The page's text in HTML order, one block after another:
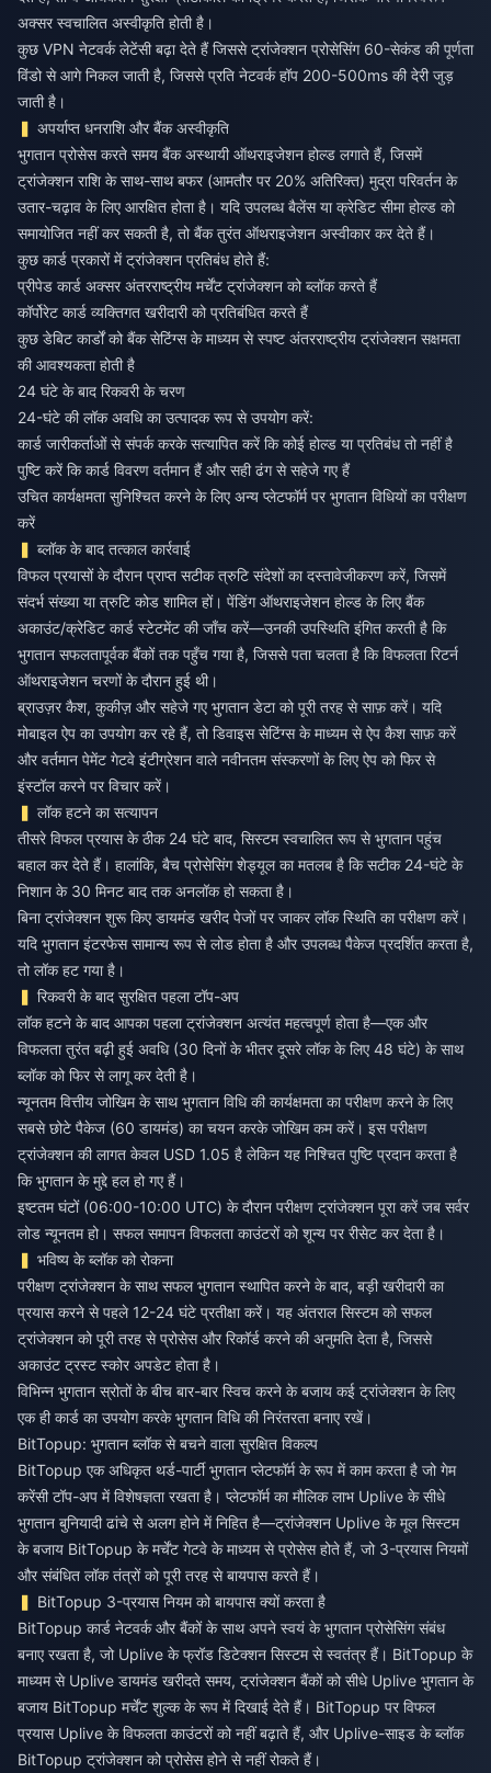
अक्सर स्वचालित अस्वीकृति होती है।
कुछ VPN नेटवर्क लेटेंसी बढ़ा देते हैं जिससे ट्रांजेक्शन प्रोसेसिंग 60-सेकंड की पूर्णता
विंडो से आगे निकल जाती है, जिससे प्रति नेटवर्क हॉप 200-500ms की देरी जुड़
जाती है।
अपर्याप्त धनराशि और बैंक अस्वीकृति
भुगतान प्रोसेस करते समय बैंक अस्थायी ऑथराइजेशन होल्ड लगाते हैं, जिसमें
ट्रांजेक्शन राशि के साथ-साथ बफर (आमतौर पर 20% अतिरिक्त) मुद्रा परिवर्तन के
उतार-चढ़ाव के लिए आरक्षित होता है। यदि उपलब्ध बैलेंस या क्रेडिट सीमा होल्ड को
समायोजित नहीं कर सकती है, तो बैंक तुरंत ऑथराइजेशन अस्वीकार कर देते हैं।
कुछ कार्ड प्रकारों में ट्रांजेक्शन प्रतिबंध होते हैं:
प्रीपेड कार्ड अक्सर अंतरराष्ट्रीय मर्चेंट ट्रांजेक्शन को ब्लॉक करते हैं
कॉर्पोरेट कार्ड व्यक्तिगत खरीदारी को प्रतिबंधित करते हैं
कुछ डेबिट कार्डों को बैंक सेटिंग्स के माध्यम से स्पष्ट अंतरराष्ट्रीय ट्रांजेक्शन सक्षमता
की आवश्यकता होती है
24 घंटे के बाद रिकवरी के चरण
24-घंटे की लॉक अवधि का उत्पादक रूप से उपयोग करें:
कार्ड जारीकर्ताओं से संपर्क करके सत्यापित करें कि कोई होल्ड या प्रतिबंध तो नहीं है
पुष्टि करें कि कार्ड विवरण वर्तमान हैं और सही ढंग से सहेजे गए हैं
उचित कार्यक्षमता सुनिश्चित करने के लिए अन्य प्लेटफॉर्म पर भुगतान विधियों का परीक्षण
करें
ब्लॉक के बाद तत्काल कार्रवाई
विफल प्रयासों के दौरान प्राप्त सटीक त्रुटि संदेशों का दस्तावेजीकरण करें, जिसमें
संदर्भ संख्या या त्रुटि कोड शामिल हों। पेंडिंग ऑथराइजेशन होल्ड के लिए बैंक
अकाउंट/क्रेडिट कार्ड स्टेटमेंट की जाँच करें—उनकी उपस्थिति इंगित करती है कि
भुगतान सफलतापूर्वक बैंकों तक पहुँच गया है, जिससे पता चलता है कि विफलता रिटर्न
ऑथराइजेशन चरणों के दौरान हुई थी।
ब्राउज़र कैश, कुकीज़ और सहेजे गए भुगतान डेटा को पूरी तरह से साफ़ करें। यदि
मोबाइल ऐप का उपयोग कर रहे हैं, तो डिवाइस सेटिंग्स के माध्यम से ऐप कैश साफ़ करें
और वर्तमान पेमेंट गेटवे इंटीग्रेशन वाले नवीनतम संस्करणों के लिए ऐप को फिर से
इंस्टॉल करने पर विचार करें।
लॉक हटने का सत्यापन
तीसरे विफल प्रयास के ठीक 24 घंटे बाद, सिस्टम स्वचालित रूप से भुगतान पहुंच
बहाल कर देते हैं। हालांकि, बैच प्रोसेसिंग शेड्यूल का मतलब है कि सटीक 24-घंटे के
निशान के 30 मिनट बाद तक अनलॉक हो सकता है।
बिना ट्रांजेक्शन शुरू किए डायमंड खरीद पेजों पर जाकर लॉक स्थिति का परीक्षण करें।
यदि भुगतान इंटरफेस सामान्य रूप से लोड होता है और उपलब्ध पैकेज प्रदर्शित करता है,
तो लॉक हट गया है।
रिकवरी के बाद सुरक्षित पहला टॉप-अप
लॉक हटने के बाद आपका पहला ट्रांजेक्शन अत्यंत महत्वपूर्ण होता है—एक और
विफलता तुरंत बढ़ी हुई अवधि (30 दिनों के भीतर दूसरे लॉक के लिए 48 घंटे) के साथ
ब्लॉक को फिर से लागू कर देती है।
न्यूनतम वित्तीय जोखिम के साथ भुगतान विधि की कार्यक्षमता का परीक्षण करने के लिए
सबसे छोटे पैकेज (60 डायमंड) का चयन करके जोखिम कम करें। इस परीक्षण
ट्रांजेक्शन की लागत केवल USD 1.05 है लेकिन यह निश्चित पुष्टि प्रदान करता है
कि भुगतान के मुद्दे हल हो गए हैं।
इष्टतम घंटों (06:00-10:00 UTC) के दौरान परीक्षण ट्रांजेक्शन पूरा करें जब सर्वर
लोड न्यूनतम हो। सफल समापन विफलता काउंटरों को शून्य पर रीसेट कर देता है।
भविष्य के ब्लॉक को रोकना
परीक्षण ट्रांजेक्शन के साथ सफल भुगतान स्थापित करने के बाद, बड़ी खरीदारी का
प्रयास करने से पहले 12-24 घंटे प्रतीक्षा करें। यह अंतराल सिस्टम को सफल
ट्रांजेक्शन को पूरी तरह से प्रोसेस और रिकॉर्ड करने की अनुमति देता है, जिससे
अकाउंट ट्रस्ट स्कोर अपडेट होता है।
विभिन्न भुगतान स्रोतों के बीच बार-बार स्विच करने के बजाय कई ट्रांजेक्शन के लिए
एक ही कार्ड का उपयोग करके भुगतान विधि की निरंतरता बनाए रखें।
BitTopup: भुगतान ब्लॉक से बचने वाला सुरक्षित विकल्प
BitTopup एक अधिकृत थर्ड-पार्टी भुगतान प्लेटफॉर्म के रूप में काम करता है जो गेम
करेंसी टॉप-अप में विशेषज्ञता रखता है। प्लेटफॉर्म का मौलिक लाभ Uplive के सीधे
भुगतान बुनियादी ढांचे से अलग होने में निहित है—ट्रांजेक्शन Uplive के मूल सिस्टम
के बजाय BitTopup के मर्चेंट गेटवे के माध्यम से प्रोसेस होते हैं, जो 3-प्रयास नियमों
और संबंधित लॉक तंत्रों को पूरी तरह से बायपास करते हैं।
BitTopup 3-प्रयास नियम को बायपास क्यों करता है
BitTopup कार्ड नेटवर्क और बैंकों के साथ अपने स्वयं के भुगतान प्रोसेसिंग संबंध
बनाए रखता है, जो Uplive के फ्रॉड डिटेक्शन सिस्टम से स्वतंत्र हैं। BitTopup के
माध्यम से Uplive डायमंड खरीदते समय, ट्रांजेक्शन बैंकों को सीधे Uplive भुगतान के
बजाय BitTopup मर्चेंट शुल्क के रूप में दिखाई देते हैं। BitTopup पर विफल
प्रयास Uplive के विफलता काउंटरों को नहीं बढ़ाते हैं, और Uplive-साइड के ब्लॉक
BitTopup ट्रांजेक्शन को प्रोसेस होने से नहीं रोकते हैं।